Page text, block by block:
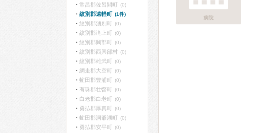
病院
常呂郡佐呂間町 (0)
紋別郡遠軽町 (1件)
紋別郡湧別町 (0)
紋別郡滝上町 (0)
紋別郡興部町 (0)
紋別郡西興部村 (0)
紋別郡雄武町 (0)
網走郡大空町 (0)
虻田郡豊浦町 (0)
有珠郡壮瞥町 (0)
白老郡白老町 (0)
勇払郡厚真町 (0)
虻田郡洞爺湖町 (0)
勇払郡安平町 (0)